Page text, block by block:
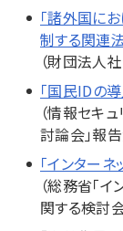
「諸外国に
制する関連
（財団法人
「国民IDの
（情報セキ
討論会」報
「インター
（総務省「
関する検討